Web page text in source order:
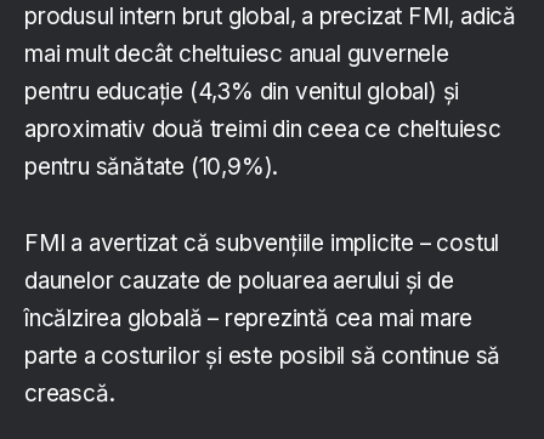
produsul intern brut global, a precizat FMI, adică
mai mult decât cheltuiesc anual guvernele
pentru educație (4,3% din venitul global) și
aproximativ două treimi din ceea ce cheltuiesc
pentru sănătate (10,9%).
FMI a avertizat că subvențiile implicite – costul
daunelor cauzate de poluarea aerului și de
încălzirea globală – reprezintă cea mai mare
parte a costurilor și este posibil să continue să
crească.